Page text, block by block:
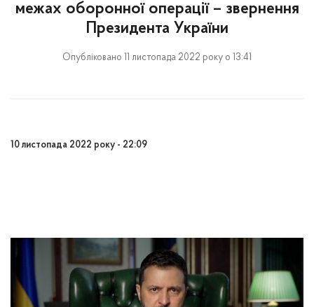
межах оборонної операції – звернення
Президента України
Опубліковано 11 листопада 2022 року о 13:41
10 листопада 2022 року - 22:09